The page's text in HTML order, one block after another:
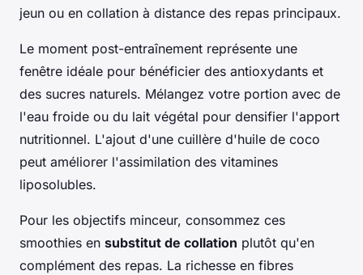
jeun ou en collation à distance des repas principaux.
Le moment post-entraînement représente une
fenêtre idéale pour bénéficier des antioxydants et
des sucres naturels. Mélangez votre portion avec de
l'eau froide ou du lait végétal pour densifier l'apport
nutritionnel. L'ajout d'une cuillère d'huile de coco
peut améliorer l'assimilation des vitamines
liposolubles.
Pour les objectifs minceur, consommez ces
smoothies en substitut de collation plutôt qu'en
complément des repas. La richesse en fibres